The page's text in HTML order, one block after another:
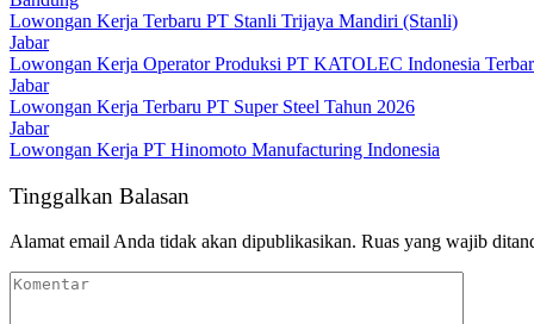
Lowongan Kerja Terbaru PT Stanli Trijaya Mandiri (Stanli)
Jabar
Lowongan Kerja Operator Produksi PT KATOLEC Indonesia
Jabar
Lowongan Kerja Terbaru PT Super Steel Tahun 2026
Jabar
Lowongan Kerja PT Hinomoto Manufacturing Indonesia
Tinggalkan Balasan
Alamat email Anda tidak akan dipublikasikan. Ruas yang wajib